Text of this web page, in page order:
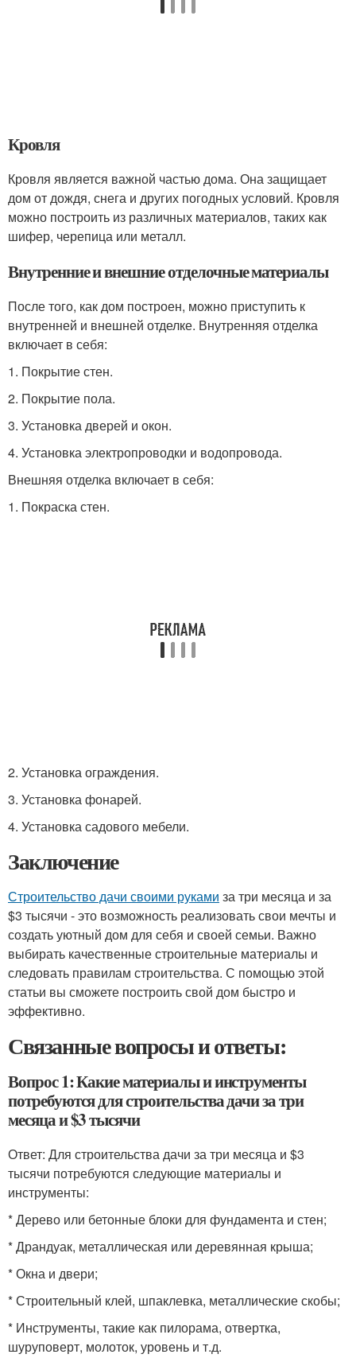
Кровля
Кровля является важной частью дома. Она защищает
дом от дождя, снега и других погодных условий. Кровля
можно построить из различных материалов, таких как
шифер, черепица или металл.
Внутренние и внешние отделочные материалы
После того, как дом построен, можно приступить к
внутренней и внешней отделке. Внутренняя отделка
включает в себя:
1. Покрытие стен.
2. Покрытие пола.
3. Установка дверей и окон.
4. Установка электропроводки и водопровода.
Внешняя отделка включает в себя:
1. Покраска стен.
2. Установка ограждения.
3. Установка фонарей.
4. Установка садового мебели.
Заключение
Строительство дачи своими руками за три месяца и за
$3 тысячи - это возможность реализовать свои мечты и
создать уютный дом для себя и своей семьи. Важно
выбирать качественные строительные материалы и
следовать правилам строительства. С помощью этой
статьи вы сможете построить свой дом быстро и
эффективно.
Связанные вопросы и ответы:
Вопрос 1: Какие материалы и инструменты
потребуются для строительства дачи за три
месяца и $3 тысячи
Ответ: Для строительства дачи за три месяца и $3
тысячи потребуются следующие материалы и
инструменты:
* Дерево или бетонные блоки для фундамента и стен;
* Драндуак, металлическая или деревянная крыша;
* Окна и двери;
* Строительный клей, шпаклевка, металлические скобы;
* Инструменты, такие как пилорама, отвертка,
шуруповерт, молоток, уровень и т.д.